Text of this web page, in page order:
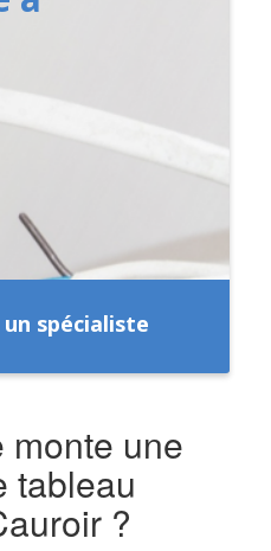
spécialiste
monte une
tableau
?